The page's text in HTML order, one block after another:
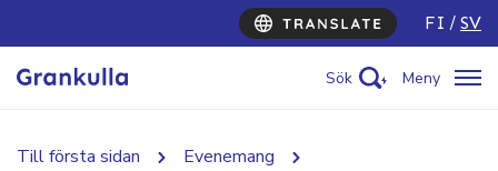
FI SV
Sök Meny
Till första sidan
Evenemang